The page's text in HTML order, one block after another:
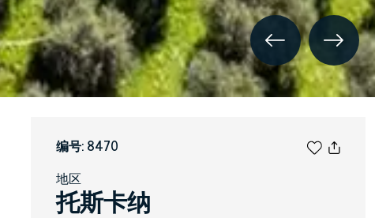
编号: 8470
地区
托斯卡纳